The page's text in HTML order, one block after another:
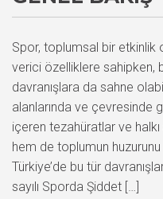
Spor, toplumsal bir etkinlik
verici özelliklere sahipken,
davranışlara da sahne
alanlarında ve çevresinde
içeren tezahüratlar ve
hem de toplumun
Türkiye’de bu tür
sayılı Sporda Şiddet […]